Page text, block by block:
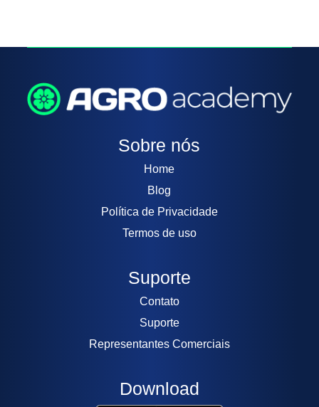
Sobre nós
Home
Blog
Política de Privacidade
Termos de uso
Suporte
Contato
Suporte
Representantes Comerciais
Download